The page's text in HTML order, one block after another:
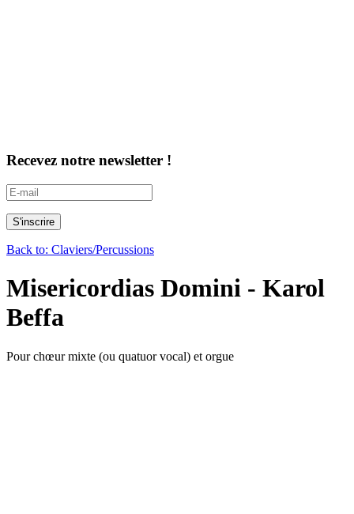
Recevez notre newsletter !
Back to: Claviers/Percussions
Misericordias Domini - Karol
Beffa
Pour chœur mixte (ou quatuor vocal) et orgue